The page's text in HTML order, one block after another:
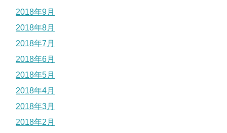
2018年9月
2018年8月
2018年7月
2018年6月
2018年5月
2018年4月
2018年3月
2018年2月